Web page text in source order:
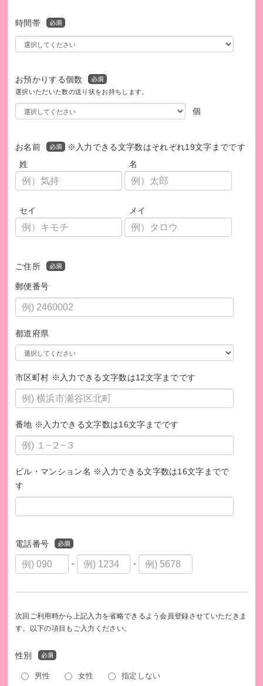
す。
方々が互いに声をかけ合い、助け合える関係を育んでいま
これからも、多くの皆さんや企業・団体と連携し、誰もが笑
顔で過ごせる温もりある地域を目指して取り組みを続けてい
きます。
ささえあい活動の様子
サロン(eスポーツ体験会)の様子
入間市社会福祉協議会HP
https://iruma-shakyo.or.jp/
時間帯
お預かりする個数
選択いただいた数の送り状をお持ちします。
個
お名前
※入力できる文字数はそれぞれ19文字までです
姓
名
セイ メイ
ご住所
郵便番号
都道府県
市区町村 ※入力できる文字数は12文字までです
番地 ※入力できる文字数は16文字までです
ビル・マンション名 ※入力できる文字数は16文字までで
す
電話番号
- -
次回ご利用時から上記入力を省略できるよう会員登録させていただきま
す。以下の項目もご入力ください。
性別
男性 女性 指定しない